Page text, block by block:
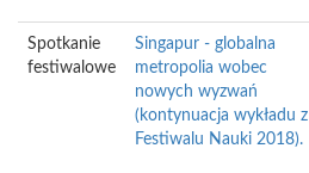
Spotkanie
festiwalowe
Singapur - globalna
metropolia wobec
nowych wyzwań
(kontynuacja wykładu z
Festiwalu Nauki 2018).